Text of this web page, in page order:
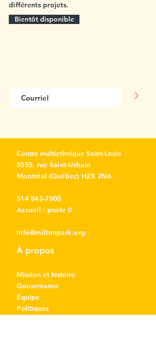
différents projets.
Bientôt disponible
>
Centre multiethnique Saint-Louis
3555, rue Saint-Urbain
Montréal (Québec) H2X 2N6
514 843-7000
Accueil : poste 0
info@miltonpark.org
À propos
Mission et histoire
Gouvernance
Équipe
Politiques